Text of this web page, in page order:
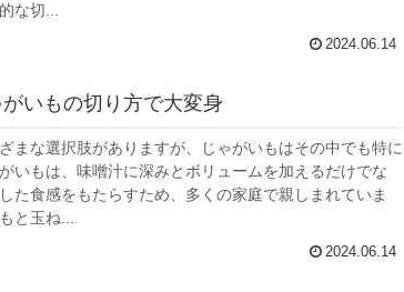
な切...
2024.06.14
いもの切り方で大変身
まな選択肢がありますが、じゃがいもはその中でも特に
いもは、味噌汁に深みとボリュームを加えるだけでな
た食感をもたらすため、多くの家庭で親しまれていま
と玉ね...
2024.06.14